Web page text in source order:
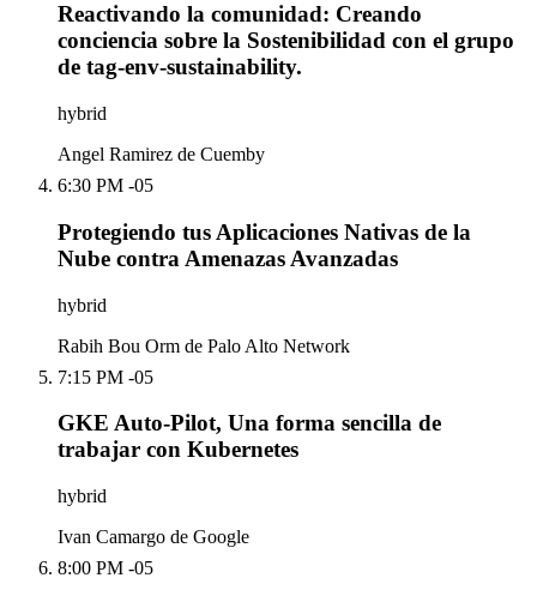
Reactivando la comunidad: Creando
conciencia sobre la Sostenibilidad con el grupo
de tag-env-sustainability.
hybrid
Angel Ramirez de Cuemby
6:30 PM -05
Protegiendo tus Aplicaciones Nativas de la
Nube contra Amenazas Avanzadas
hybrid
Rabih Bou Orm de Palo Alto Network
7:15 PM -05
GKE Auto-Pilot, Una forma sencilla de
trabajar con Kubernetes
hybrid
Ivan Camargo de Google
8:00 PM -05